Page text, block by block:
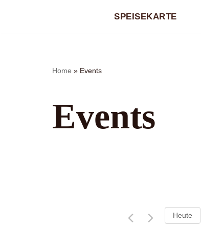
SPEISEKARTE
Home » Events
Events
Heute